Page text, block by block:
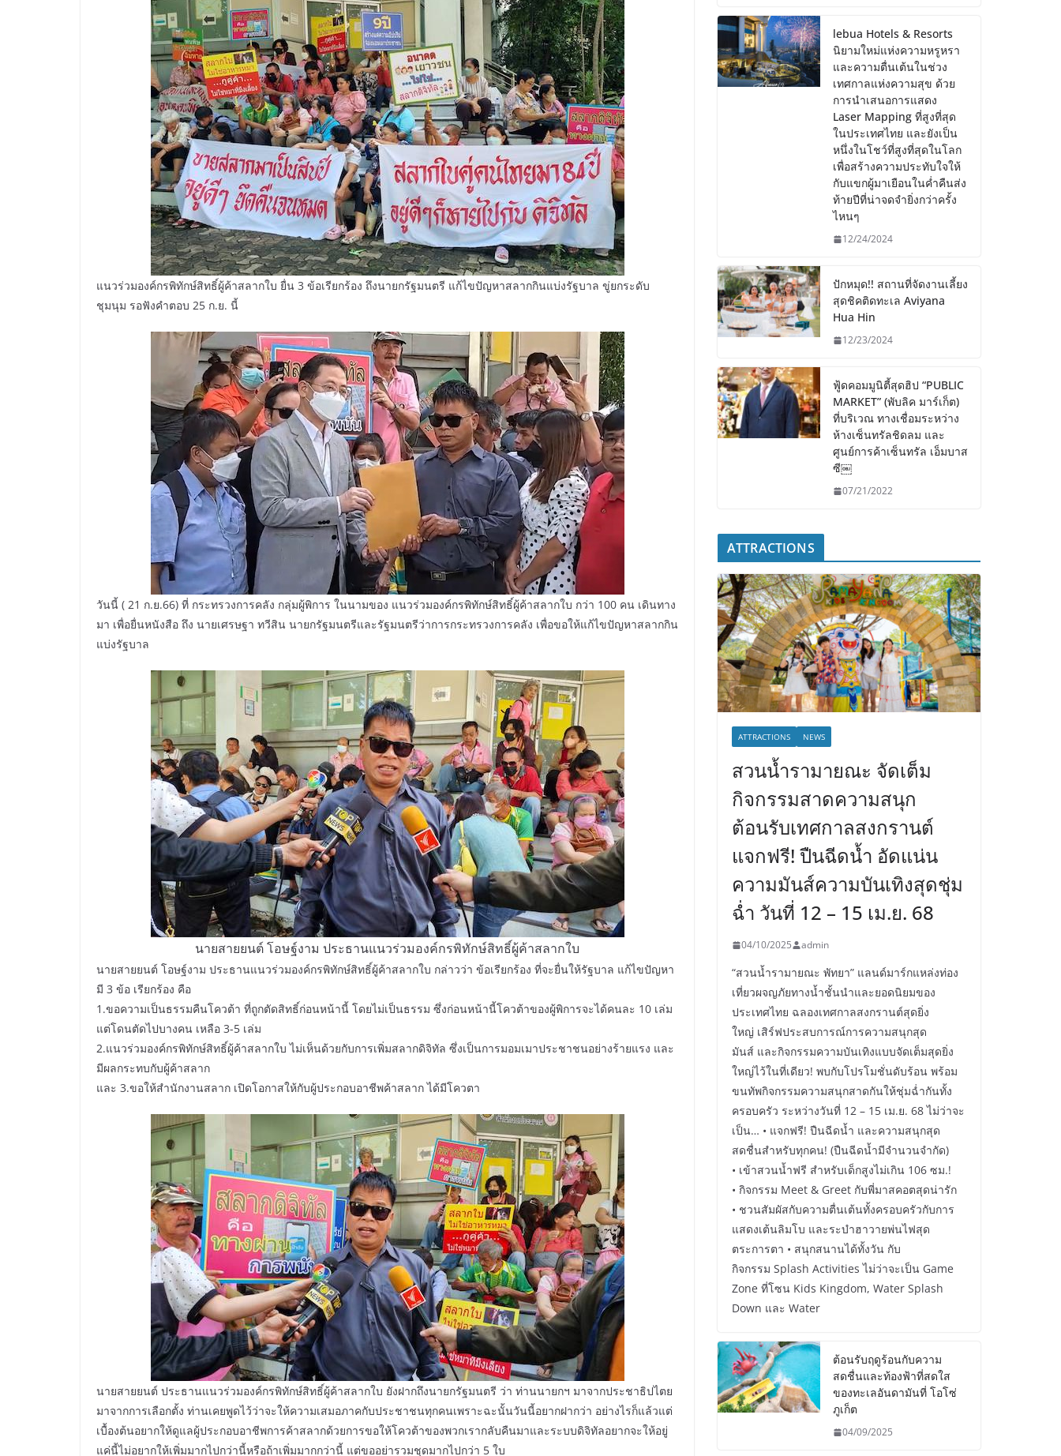
แนวร่วมองค์กรพิทักษ์สิทธิ์ผู้ค้าสลากใบ ยื่น 3 ข้อเรียกร้อง ถึงนายกรัฐมนตรี แก้ไขปัญหาสลากกินแบ่งรัฐบาล ขู่ยกระดับ
ชุมนุม รอฟังคำตอบ 25 ก.ย. นี้
วันนี้ ( 21 ก.ย.66) ที่ กระทรวงการคลัง กลุ่มผู้พิการ ในนามของ แนวร่วมองค์กรพิทักษ์สิทธิ์ผู้ค้าสลากใบ กว่า 100 คน เดินทาง
มา เพื่อยื่นหนังสือ ถึง นายเศรษฐา ทวีสิน นายกรัฐมนตรีและรัฐมนตรีว่าการกระทรวงการคลัง เพื่อขอให้แก้ไขปัญหาสลากกิน
แบ่งรัฐบาล
นายสายยนต์ โอษฐ์งาม ประธานแนวร่วมองค์กรพิทักษ์สิทธิ์ผู้ค้าสลากใบ
นายสายยนต์ โอษฐ์งาม ประธานแนวร่วมองค์กรพิทักษ์สิทธิ์ผู้ค้าสลากใบ กล่าวว่า ข้อเรียกร้อง ที่จะยื่นให้รัฐบาล แก้ไขปัญหา
มี 3 ข้อ เรียกร้อง คือ
1.ขอความเป็นธรรมคืนโควต้า ที่ถูกตัดสิทธิ์ก่อนหน้านี้ โดยไม่เป็นธรรม ซึ่งก่อนหน้านี้โควต้าของผู้พิการจะได้คนละ 10 เล่ม
แต่โดนตัดไปบางคน เหลือ 3-5 เล่ม
2.แนวร่วมองค์กรพิทักษ์สิทธิ์ผู้ค้าสลากใบ ไม่เห็นด้วยกับการเพิ่มสลากดิจิทัล ซึ่งเป็นการมอมเมาประชาชนอย่างร้ายแรง และ
มีผลกระทบกับผู้ค้าสลาก
และ 3.ขอให้สำนักงานสลาก เปิดโอกาสให้กับผู้ประกอบอาชีพค้าสลาก ได้มีโควตา
นายสายยนต์ ประธานแนวร่วมองค์กรพิทักษ์สิทธิ์ผู้ค้าสลากใบ ยังฝากถึงนายกรัฐมนตรี ว่า ท่านนายกฯ มาจากประชาธิปไตย
มาจากการเลือกตั้ง ท่านเคยพูดไว้ว่าจะให้ความเสมอภาคกับประชาชนทุกคนเพราะฉะนั้นวันนี้อยากฝากว่า อย่างไรก็แล้วแต่
เบื้องต้นอยากให้ดูแลผู้ประกอบอาชีพการค้าสลากด้วยการขอให้โควต้าของพวกเรากลับคืนมาและระบบดิจิทัลอยากจะให้อยู่
แค่นี้ไม่อยากให้เพิ่มมากไปกว่านี้หรือถ้าเพิ่มมากกว่านี้ แต่ขออย่ารวมชุดมากไปกว่า 5 ใบ
lebua Hotels & Resorts
นิยามใหม่แห่งความหรูหรา
และความตื่นเต้นในช่วง
เทศกาลแห่งความสุข ด้วย
การนำเสนอการแสดง
Laser Mapping ที่สูงที่สุด
ในประเทศไทย และยังเป็น
หนึ่งในโชว์ที่สูงที่สุดในโลก
เพื่อสร้างความประทับใจให้
กับแขกผู้มาเยือนในค่ำคืนส่ง
ท้ายปีที่น่าจดจำยิ่งกว่าครั้ง
ไหนๆ
12/24/2024
ปักหมุด!! สถานที่จัดงานเลี้ยง
สุดชิคติดทะเล Aviyana
Hua Hin
12/23/2024
ฟู้ดคอมมูนิตี้สุดฮิป “PUBLIC
MARKET” (พับลิค มาร์เก็ต)
ที่บริเวณ ทางเชื่อมระหว่าง
ห้างเซ็นทรัลชิดลม และ
ศูนย์การค้าเซ็นทรัล เอ็มบาส
ซี￼
07/21/2022
ATTRACTIONS
ATTRACTIONS NEWS
สวนน้ำรามายณะ จัดเต็ม
กิจกรรมสาดความสนุก
ต้อนรับเทศกาลสงกรานต์
แจกฟรี! ปืนฉีดน้ำ อัดแน่น
ความมันส์ความบันเทิงสุดชุ่ม
ฉ่ำ วันที่ 12 – 15 เม.ย. 68
04/10/2025 admin
“สวนน้ำรามายณะ พัทยา” แลนด์มาร์กแหล่งท่อง
เที่ยวผจญภัยทางน้ำชั้นนำและยอดนิยมของ
ประเทศไทย ฉลองเทศกาลสงกรานต์สุดยิ่ง
ใหญ่ เสิร์ฟประสบการณ์การความสนุกสุด
มันส์ และกิจกรรมความบันเทิงแบบจัดเต็มสุดยิ่ง
ใหญ่ไว้ในที่เดียว! พบกับโปรโมชั่นดับร้อน พร้อม
ขนทัพกิจกรรมความสนุกสาดกันให้ชุ่มฉ่ำกันทั้ง
ครอบครัว ระหว่างวันที่ 12 – 15 เม.ย. 68 ไม่ว่าจะ
เป็น… • แจกฟรี! ปืนฉีดน้ำ และความสนุกสุด
สดชื่นสำหรับทุกคน! (ปืนฉีดน้ำมีจำนวนจำกัด)
• เข้าสวนน้ำฟรี สำหรับเด็กสูงไม่เกิน 106 ซม.!
• กิจกรรม Meet & Greet กับพี่มาสคอตสุดน่ารัก
• ชวนสัมผัสกับความตื่นเต้นทั้งครอบครัวกับการ
แสดงเต้นลิมโบ และระบำฮาวายพ่นไฟสุด
ตระการตา • สนุกสนานได้ทั้งวัน กับ
กิจกรรม Splash Activities ไม่ว่าจะเป็น Game
Zone ที่โซน Kids Kingdom, Water Splash
Down และ Water
ต้อนรับฤดูร้อนกับความ
สดชื่นและท้องฟ้าที่สดใส
ของทะเลอันดามันที่ โอโซ่
ภูเก็ต
04/09/2025